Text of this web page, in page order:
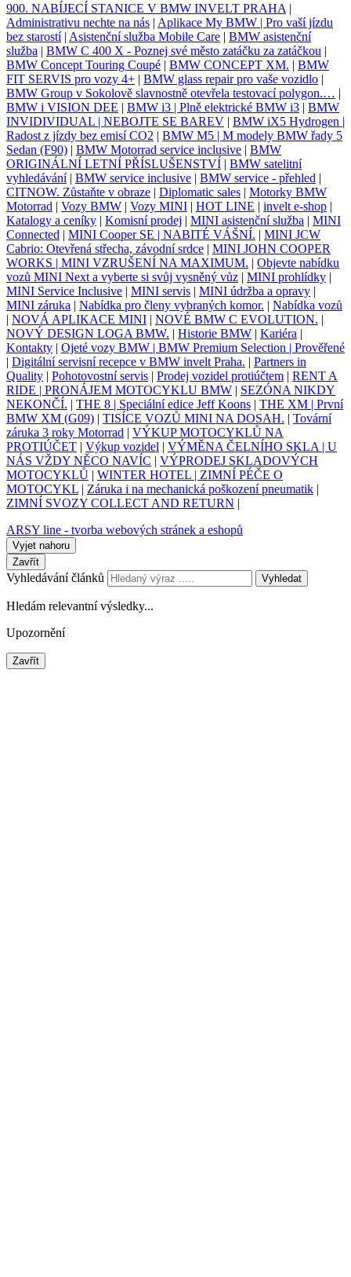
900. NABÍJECÍ STANICE V BMW INVELT PRAHA |
Administrativu nechte na nás | Aplikace My BMW | Pro vaší jízdu
bez starostí| Asistenční služba Mobile Care | BMW asistenční
služba | BMW C 400 X - Poznej své město zatáčku za zatáčkou |
BMW Concept Touring Coupé | BMW CONCEPT XM. | BMW
FIT SERVIS pro vozy 4+ | BMW glass repair pro vaše vozidlo |
BMW Group v Sokolově slavnostně otevřela testovací polygon.… |
BMW i VISION DEE | BMW i3 | Plně elektrické BMW i3 | BMW
INVIDIVIDUAL | NEBOJTE SE BAREV | BMW iX5 Hydrogen |
Radost z jízdy bez emisí CO2 | BMW M5 | M modely BMW řady 5
Sedan (F90) | BMW Motorrad service inclusive | BMW
ORIGINÁLNÍ LETNÍ PŘÍSLUŠENSTVÍ | BMW satelitní
vyhledávání| BMW service inclusive | BMW service - přehled |
CITNOW. Zůstaňte v obraze | Diplomatic sales | Motorky BMW
Motorrad | Vozy BMW | Vozy MINI | HOT LINE | invelt e-shop |
Katalogy a ceníky | Komisní prodej | MINI asistenční služba | MINI
Connected | MINI Cooper SE | NABITÉ VÁŠNÍ. | MINI JCW
Cabrio: Otevřená střecha, závodní srdce | MINI JOHN COOPER
WORKS | MINI VZRUŠENÍ NA MAXIMUM. | Objevte nabídku
vozů MINI Next a vyberte si svůj vysněný vůz | MINI prohlídky |
MINI Service Inclusive | MINI servis | MINI údržba a opravy |
MINI záruka | Nabídka pro členy vybraných komor. | Nabídka vozů
| NOVÁ APLIKACE MINI | NOVÉ BMW C EVOLUTION. |
NOVÝ DESIGN LOGA BMW. | Historie BMW | Kariéra |
Kontakty | Ojeté vozy BMW | BMW Premium Selection | Prověřené
| Digitální servisní recepce v BMW invelt Praha. | Partners in
Quality | Pohotovostní servis | Prodej vozidel protiúčtem | RENT A
RIDE | PRONÁJEM MOTOCYKLU BMW | SEZÓNA NIKDY
NEKONČÍ. | THE 8 | Speciální edice Jeff Koons | THE XM | První
BMW XM (G09) | TISÍCE VOZŮ MINI NA DOSAH. | Tovární
záruka 3 roky Motorrad | VÝKUP MOTOCYKLŮ NA
PROTIÚČET | Výkup vozidel | VÝMĚNA ČELNÍHO SKLA | U
NÁS VŽDY NĚCO NAVÍC | VÝPRODEJ SKLADOVÝCH
MOTOCYKLŮ | WINTER HOTEL | ZIMNÍ PÉČE O
MOTOCYKL | Záruka i na mechanická poškození pneumatik |
ZIMNÍ SVOZY COLLECT AND RETURN |
ARSY line - tvorba webových stránek a eshopů
Vyjet nahoru
Zavřít
Vyhledávání článků Vyhledat
Hledám relevantní výsledky...
Upozornění
Zavřít